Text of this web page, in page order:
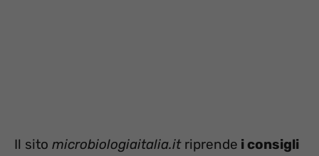
Il sito microbiologiaitalia.itriprende i consigli